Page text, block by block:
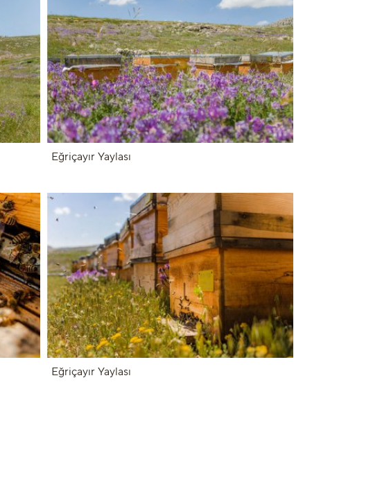
Eğriçayır Yaylası
Eğriçayır Yaylası